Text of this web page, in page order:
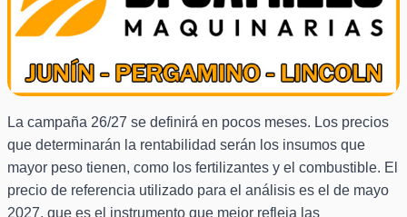
La campaña 26/27 se definirá en pocos meses. Los precios
que determinarán la rentabilidad serán los insumos que
mayor peso tienen, como los fertilizantes y el combustible. El
precio de referencia utilizado para el análisis es el de mayo
2027, que es el instrumento que mejor refleja las